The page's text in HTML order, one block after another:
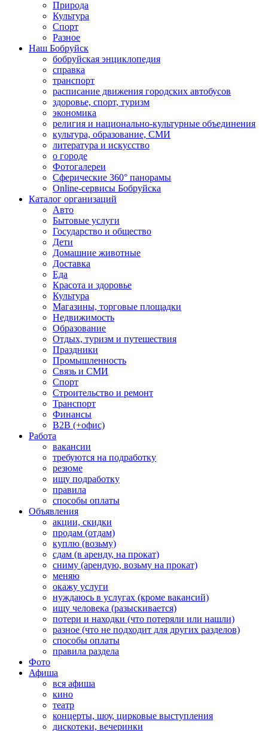
Природа
Культура
Спорт
Разное
Наш Бобруйск
бобруйская энциклопедия
справка
транспорт
расписание движения городских автобусов
здоровье, спорт, туризм
экономика
религия и национально-культурные объединения
культура, образование, СМИ
литература и искусство
о городе
Фотогалереи
Сферические 360° панорамы
Online-сервисы Бобруйска
Каталог организаций
Авто
Бытовые услуги
Государство и общество
Дети
Домашние животные
Доставка
Еда
Красота и здоровье
Культура
Магазины, торговые площадки
Недвижимость
Образование
Отдых, туризм и путешествия
Праздники
Промышленность
Связь и СМИ
Спорт
Строительство и ремонт
Транспорт
Финансы
B2B (+офис)
Работа
вакансии
требуются на подработку
резюме
ищу подработку
правила
способы оплаты
Объявления
акции, скидки
продам (отдам)
куплю (возьму)
сдам (в аренду, на прокат)
сниму (арендую, возьму на прокат)
меняю
окажу услуги
нуждаюсь в услугах (кроме вакансий)
ищу человека (разыскивается)
потери и находки (что потеряли или нашли)
разное (что не подходит для других разделов)
способы оплаты
правила раздела
Фото
Афиша
вся афиша
кино
театр
концерты, шоу, цирковые выступления
дискотеки, вечеринки